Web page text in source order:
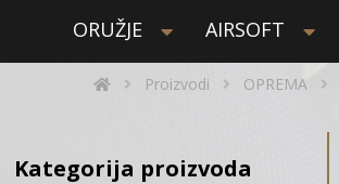
ORUŽJE AIRSOFT
Proizvodi OPREMA
Kategorija proizvoda